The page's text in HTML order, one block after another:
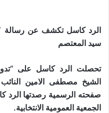
الرد كاسل تكشف عن رسالة
سيد المعتصم
تحصلت الرد كاسل على
الشيخ مصطفى الامين
صفحته الرسمية رصدتها الرد
الجمعية العمومية الانتخابية.